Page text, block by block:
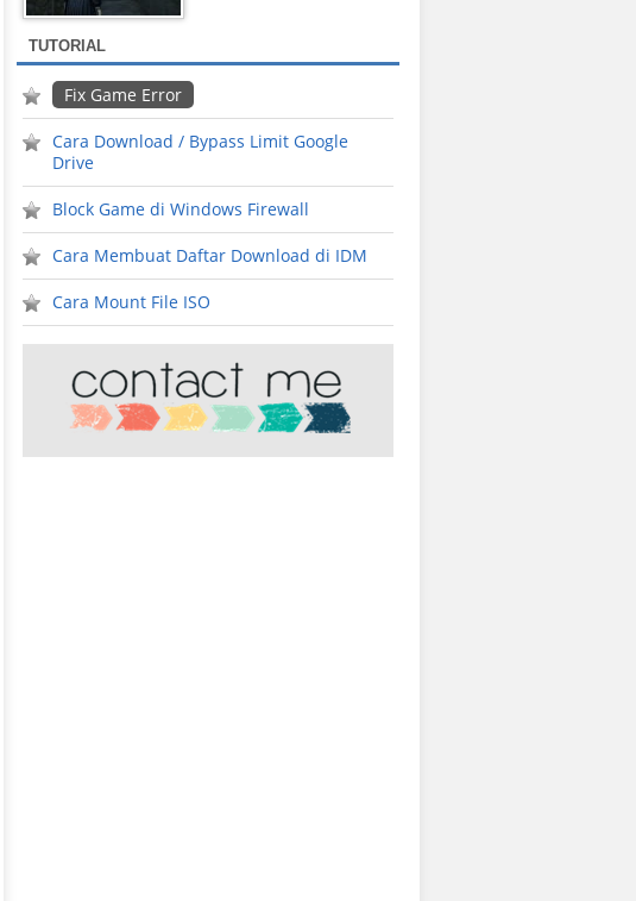
TUTORIAL
Fix Game Error
Cara Download / Bypass Limit Google
Drive
Block Game di Windows Firewall
Cara Membuat Daftar Download di IDM
Cara Mount File ISO